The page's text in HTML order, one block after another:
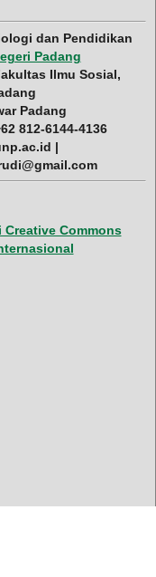
dan Pendidikan
Padang
Ilmu Sosial,
Padang
812-6144-4136
|
Creative Commons